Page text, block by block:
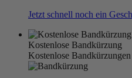
Jetzt schnell noch ein
Kostenlose Bandkürzung
Kostenlose